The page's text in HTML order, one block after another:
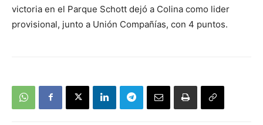
victoria en el Parque Schott dejó a Colina como lider
provisional, junto a Unión Compañías, con 4 puntos.